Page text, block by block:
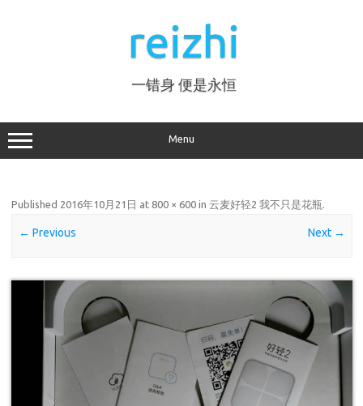
reizhi
一错身 便是永恒
Menu
Published 2016年10月21日 at 800 × 600 in 云麦好轻2 我不只是花瓶.
← Previous Next →